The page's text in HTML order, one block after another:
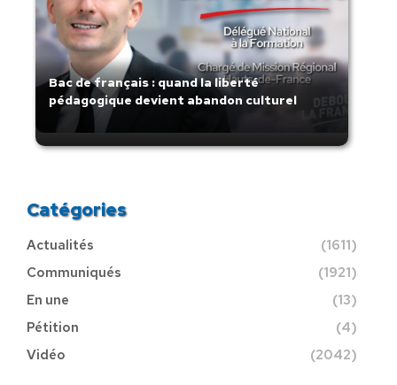
Bac de français : quand la liberté
pédagogique devient abandon culturel
Catégories
Actualités
(1611)
Communiqués
(1921)
En une
(13)
Pétition
(4)
Vidéo
(2042)